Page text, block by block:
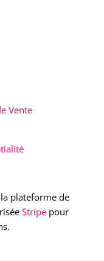
Vente
plateforme de
Stripe pour